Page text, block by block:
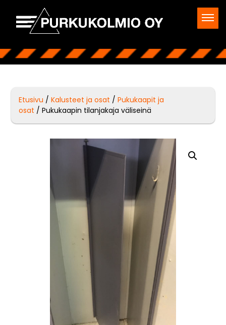
Etusivu /Kalusteet ja osat /Pukukaapit ja
osat / Pukukaapin tilanjakaja väliseinä